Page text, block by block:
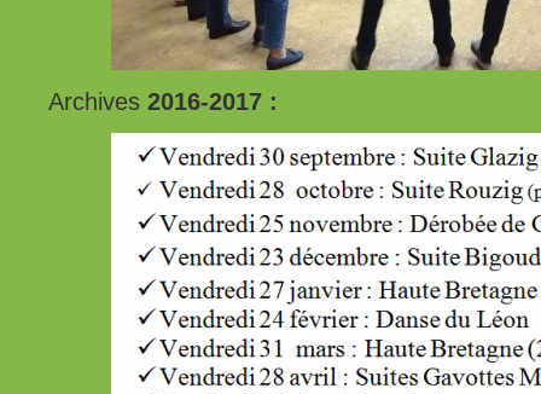
Archives 2016-2017 :